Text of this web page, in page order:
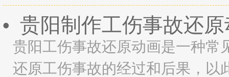
• 贵阳制作工伤事故还
贵阳工伤事故还原动画是一种常
还原工伤事故的经过和后果，以